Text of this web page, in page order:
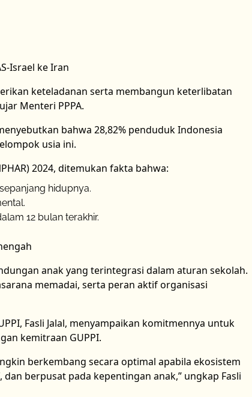
Israel ke Iran
keteladanan serta membangun keterlibatan
Menteri PPPA.
bahwa 28,82% penduduk Indonesia
usia ini.
2024, ditemukan fakta bahwa:
hidupnya.
12 bulan terakhir.
anak yang terintegrasi dalam aturan sekolah.
memadai, serta peran aktif organisasi
Fasli Jalal, menyampaikan komitmennya untuk
kemitraan GUPPI.
berkembang secara optimal apabila ekosistem
berpusat pada kepentingan anak,” ungkap Fasli